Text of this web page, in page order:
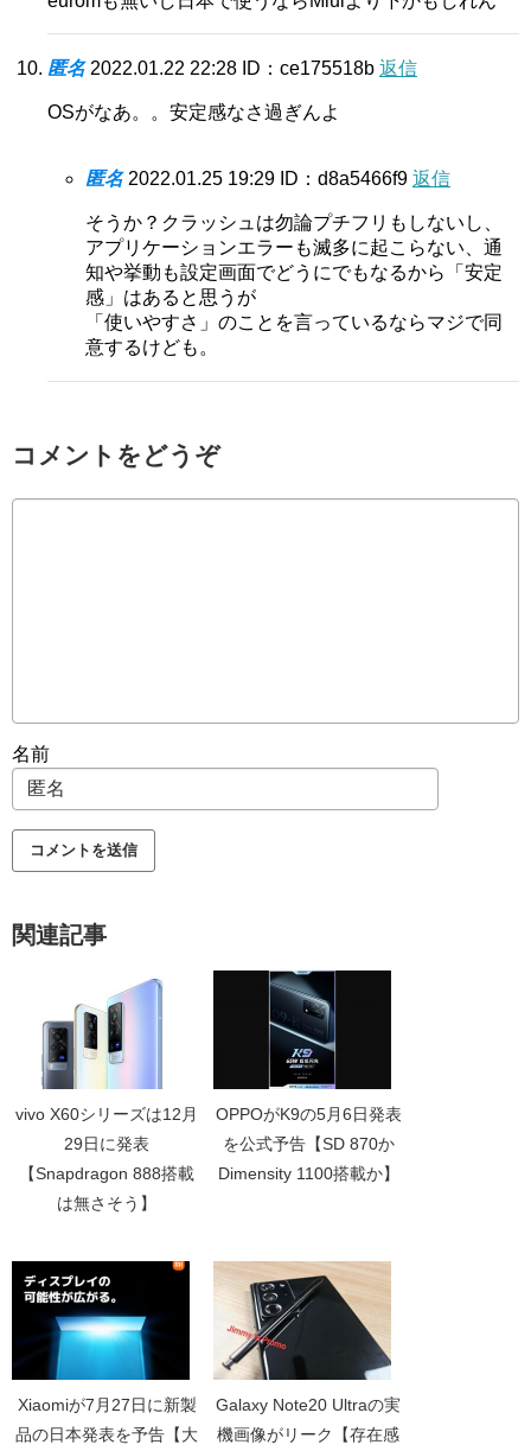
匿名 2022.01.22 22:28 ID：ce175518b 返信
OSがなあ。。安定感なさ過ぎんよ
匿名 2022.01.25 19:29 ID：d8a5466f9 返信
そうか？クラッシュは勿論プチフリもしないし、
アプリケーションエラーも滅多に起こらない、通
知や挙動も設定画面でどうにでもなるから「安定
感」はあると思うが
「使いやすさ」のことを言っているならマジで同
意するけども。
コメントをどうぞ
名前
関連記事
vivo X60シリーズは12月
29日に発表
【Snapdragon 888搭載
は無さそう】
OPPOがK9の5月6日発表
を公式予告【SD 870か
Dimensity 1100搭載か】
Xiaomiが7月27日に新製
品の日本発表を予告【大
Galaxy Note20 Ultraの実
機画像がリーク【存在感